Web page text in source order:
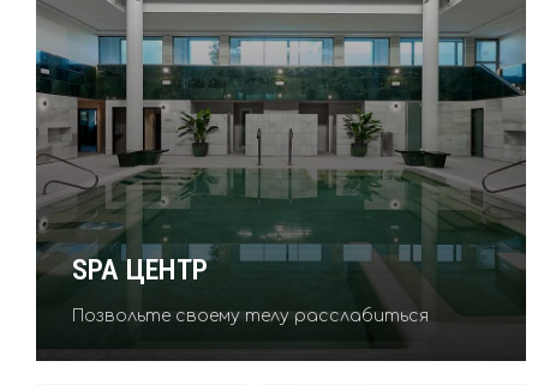
SPA ЦЕНТР
Позвольте своему телу расслабиться